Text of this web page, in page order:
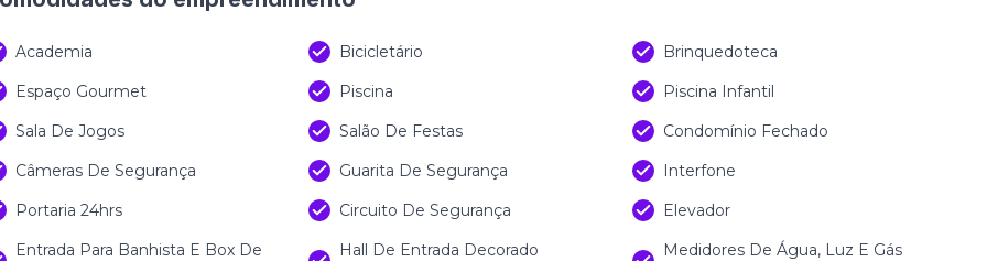
Academia Bicicletário
Brinquedoteca
Espaço Gourmet
Piscina
Piscina Infantil
Sala De Jogos
Salão De Festas
Condomínio Fechado
Câmeras De Segurança
Guarita De Segurança
Interfone
Portaria 24hrs
Circuito De Segurança
Elevador
Entrada Para Banhista E Box De
Hall De Entrada Decorado
Medidores De Água, Luz E Gás